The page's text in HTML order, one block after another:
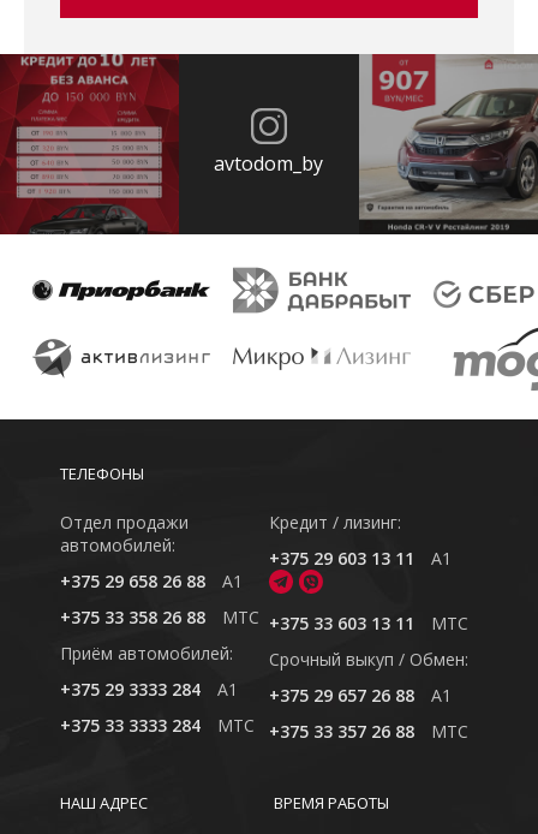
avtodom_by
ТЕЛЕФОНЫ
Отдел продажи
автомобилей:
+375 29 658 26 88
A1
+375 33 358 26 88
MTC
Приём автомобилей:
+375 29 3333 284
A1
+375 33 3333 284
MTC
Кредит / лизинг:
+375 29 603 13 11
A1
+375 33 603 13 11
MTC
Cрочный выкуп / Обмен:
+375 29 657 26 88
A1
+375 33 357 26 88
MTC
ВРЕМЯ РАБОТЫ
НАШ АДРЕС